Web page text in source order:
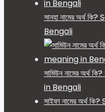
সানহা নামের অর্থ
Bengali
সামিউন নামের
in Bengali
সাইফা নামের অর্থ